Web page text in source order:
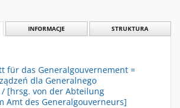
INFORMACJE STRUKTURA
für das Generalgouvernement =
dla Generalnego
[hrsg. von der Abteilung
Amt des Generalgouverneurs]